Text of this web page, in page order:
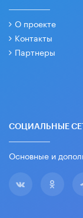
О проекте
Контакты
Партнеры
СОЦИАЛЬНЫЕ
Основные и